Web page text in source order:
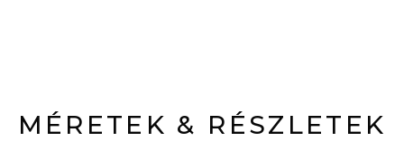
MÉRETEK & RÉSZLETEK